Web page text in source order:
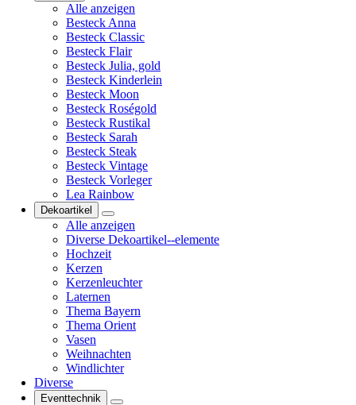
Alle anzeigen
Besteck Anna
Besteck Classic
Besteck Flair
Besteck Julia, gold
Besteck Kinderlein
Besteck Moon
Besteck Roségold
Besteck Rustikal
Besteck Sarah
Besteck Steak
Besteck Vintage
Besteck Vorleger
Lea Rainbow
Dekoartikel
Alle anzeigen
Diverse Dekoartikel--elemente
Hochzeit
Kerzen
Kerzenleuchter
Laternen
Thema Bayern
Thema Orient
Vasen
Weihnachten
Windlichter
Diverse
Eventtechnik